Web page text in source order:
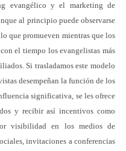
evangélico y el marketing de
al principio puede observarse
que promueven mientras que los
el tiempo los evangelistas más
Si trasladamos este modelo
desempeñan la función de los
significativa, se les ofrece
y recibir así incentivos como
visibilidad en los medios de
invitaciones a conferencias